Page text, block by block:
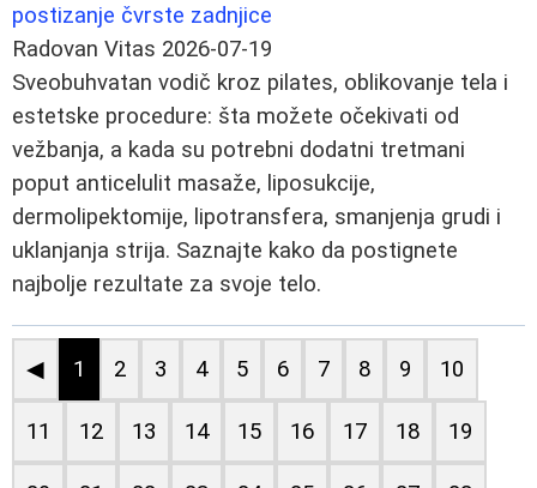
postizanje čvrste zadnjice
Radovan Vitas 2026-07-19
Sveobuhvatan vodič kroz pilates, oblikovanje tela i
estetske procedure: šta možete očekivati od
vežbanja, a kada su potrebni dodatni tretmani
poput anticelulit masaže, liposukcije,
dermolipektomije, lipotransfera, smanjenja grudi i
uklanjanja strija. Saznajte kako da postignete
najbolje rezultate za svoje telo.
◀ 1 2 3 4 5 6 7 8 9 10
11 12 13 14 15 16 17 18 19